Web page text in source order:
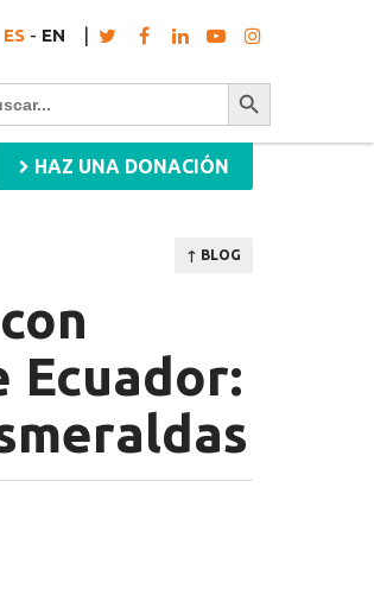
ES - EN
Botón de búsqueda
HAZ UNA DONACIÓN
↑ BLOG
Ecuador: